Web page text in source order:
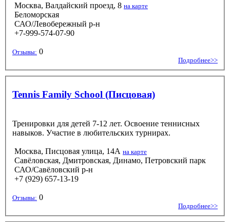
Москва, Валдайский проезд, 8 на карте
Беломорская
САО/Левобережный р-н
+7-999-574‑07‑90
Отзывы: 0
Подробнее>>
Tennis Family School (Писцовая)
Тренировки для детей 7-12 лет. Освоение теннисных
навыков. Участие в любительских турнирах.
Москва, Писцовая улица, 14А на карте
Савёловская, Дмитровская, Динамо, Петровский парк
САО/Савёловский р-н
+7 (929) 657-13-19
Отзывы: 0
Подробнее>>